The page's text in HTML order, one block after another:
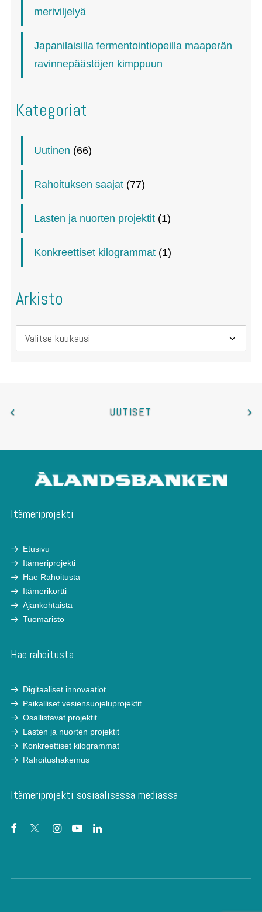
meriviljelyä
Japanilaisilla fermentointiopeilla maaperän
ravinnepäästöjen kimppuun
Kategoriat
Uutinen (66)
Rahoituksen saajat (77)
Lasten ja nuorten projektit (1)
Konkreettiset kilogrammat (1)
Arkisto
Arkisto
UUTISET
Itämeriprojekti
Etusivu
Itämeriprojekti
Hae Rahoitusta
Itämerikortti
Ajankohtaista
Tuomaristo
Hae rahoitusta
Digitaaliset innovaatiot
Paikalliset vesiensuojeluprojektit
Osallistavat projektit
Lasten ja nuorten projektit
Konkreettiset kilogrammat
Rahoitushakemus
Itämeriprojekti sosiaalisessa mediassa